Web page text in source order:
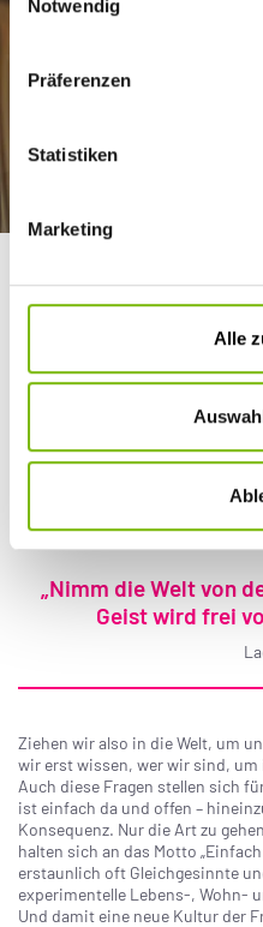
Notwendig
Präferenzen
Statistiken
Marketing
Alle
Warum nicht mal in
möglich war, ist heute kein
Finde dich selbst
Orientierungslosigkeit. Nicht
wieder hoch. Die schier
Kompetenz und Mut, einen
Ansonsten kann man sich
„Nimm die Welt von
Geist wird frei
Ziehen wir also in die Welt, um
wir erst wissen, wer wir sind, um
Auch diese Fragen stellen sich
ist einfach da und offen –
Konsequenz. Nur die Art zu
halten sich an das Motto
erstaunlich oft Gleichgesinnte
experimentelle Lebens-, Wohn-
Und damit eine neue Kultur der